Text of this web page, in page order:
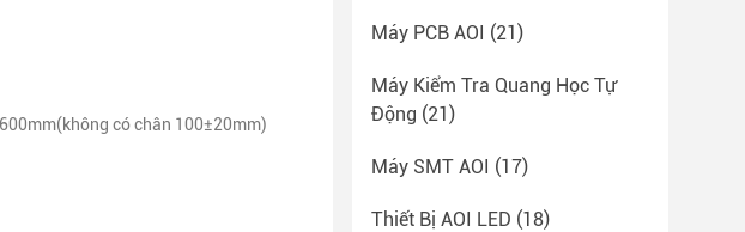
có chân 100±20mm)
Máy PCB AOI (21)
Máy Kiểm Tra Quang Học Tự
Động (21)
Máy SMT AOI (17)
Thiết Bị AOI LED (18)